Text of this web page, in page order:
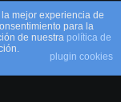
derechos
mejor experiencia de
para la
de nuestra política de
plugin cookies